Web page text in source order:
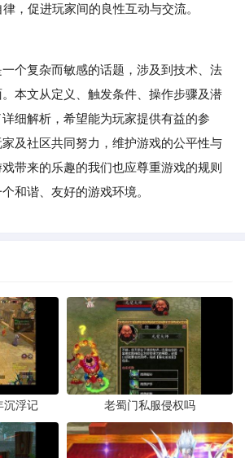
促进玩家间的良性互动与交流。
复杂而敏感的话题，涉及到技术、法
本文从定义、触发条件、操作步骤及潜
细解析，希望能为玩家提供有益的参
及社区共同努力，维护游戏的公平性与
带来的乐趣的我们也应尊重游戏的规则
和谐、友好的游戏环境。
沉浮记 老蜀门私服侵权吗